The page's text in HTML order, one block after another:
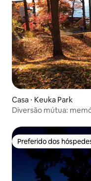
Casa ⋅ Keuka Park
Diversão mútua:
Preferido dos
Preferido dos